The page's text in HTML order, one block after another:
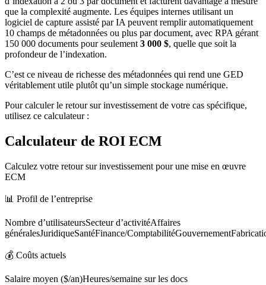
que la complexité augmente. Les équipes internes utilisant un
logiciel de capture assisté par IA peuvent remplir automatiquement
10 champs de métadonnées ou plus par document, avec RPA gérant
150 000 documents pour seulement 3 000 $, quelle que soit la
profondeur de l’indexation.
C’est ce niveau de richesse des métadonnées qui rend une GED
véritablement utile plutôt qu’un simple stockage numérique.
Pour calculer le retour sur investissement de votre cas spécifique,
utilisez ce calculateur :
Calculateur de ROI ECM
Calculez votre retour sur investissement pour une mise en œuvre
ECM
📊 Profil de l’entreprise
Nombre d’utilisateursSecteur d’activitéAffaires
généralesJuridiqueSantéFinance/
💰 Coûts actuels
Salaire moyen ($/an)Heures/semaine sur les docs